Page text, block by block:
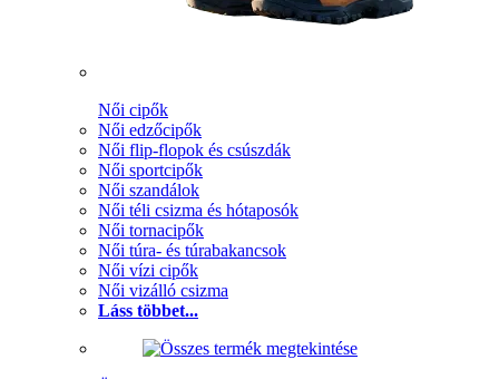
Női cipők
Női edzőcipők
Női flip-flopok és csúszdák
Női sportcipők
Női szandálok
Női téli csizma és hótaposók
Női tornacipők
Női túra- és túrabakancsok
Női vízi cipők
Női vizálló csizma
Láss többet...